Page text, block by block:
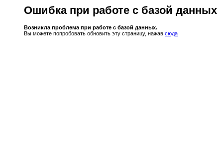
Ошибка при работе с базой данных
Возникла проблема при работе с базой данных.
Вы можете попробовать обновить эту страницу, нажав сюда